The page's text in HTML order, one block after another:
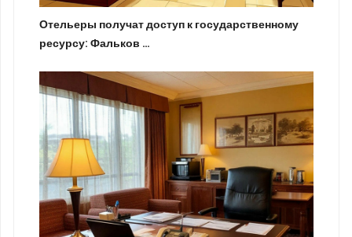
Отельеры получат доступ к государственному
ресурсу: Фальков …